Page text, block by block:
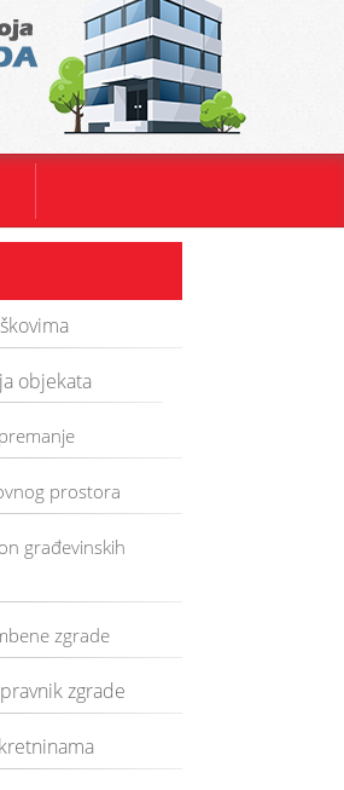
objekata
prostora
građevinskih
zgrade
zgrade